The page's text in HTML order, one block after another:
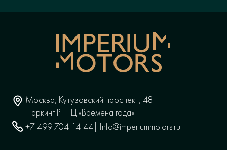
Москва, Кутузовский проспект, 48
Паркинг P1 ТЦ «Времена года»
+7 499 704-14-44 | Info@imperiummotors.ru